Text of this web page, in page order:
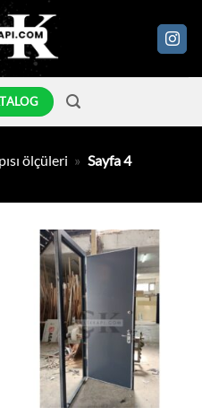
ölçüleri » Sayfa 4